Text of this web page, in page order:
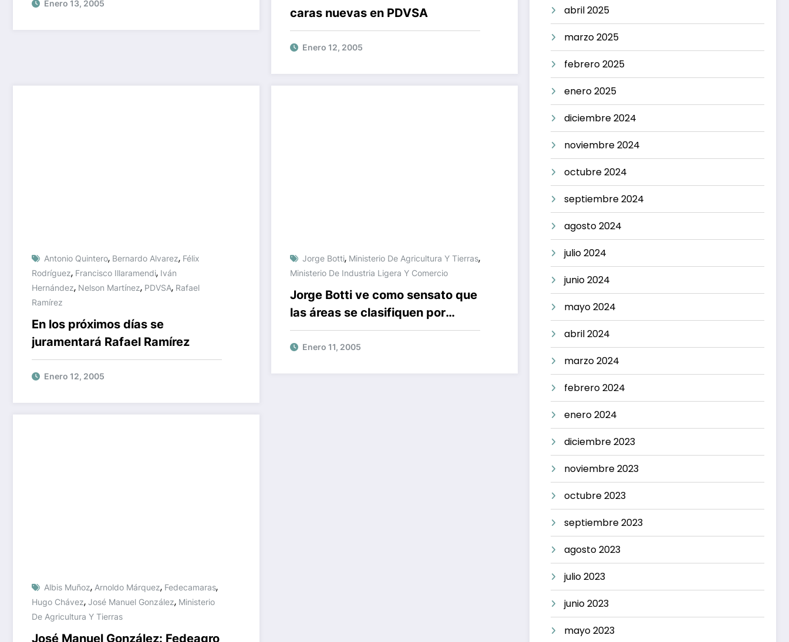
Enero 13, 2005
caras nuevas en PDVSA
Enero 12, 2005
Antonio Quintero, Bernardo Alvarez, Félix
Rodríguez, Francisco Illaramendi, Iván
Hernández, Nelson Martínez, PDVSA, Rafael
Ramírez
En los próximos días se
juramentará Rafael Ramírez
Enero 12, 2005
Jorge Botti, Ministerio De Agricultura Y Tierras,
Ministerio De Industria Ligera Y Comercio
Jorge Botti ve como sensato que
las áreas se clasifiquen por
actividad
Enero 11, 2005
Albis Muñoz, Arnoldo Márquez, Fedecamaras,
Hugo Chávez, José Manuel González, Ministerio
De Agricultura Y Tierras
José Manuel González: Fedeagro
abril 2025
marzo 2025
febrero 2025
enero 2025
diciembre 2024
noviembre 2024
octubre 2024
septiembre 2024
agosto 2024
julio 2024
junio 2024
mayo 2024
abril 2024
marzo 2024
febrero 2024
enero 2024
diciembre 2023
noviembre 2023
octubre 2023
septiembre 2023
agosto 2023
julio 2023
junio 2023
mayo 2023